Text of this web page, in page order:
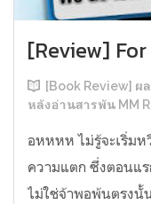
[Review]
[Book Review] ผ
หลังอ่านสารพัน MM
อหหหห ไม่รู้จะเริ่ม
ความแตก ซึ่งตอนแ
ไม่ใช่จ้าพอพ้นตรงนั้